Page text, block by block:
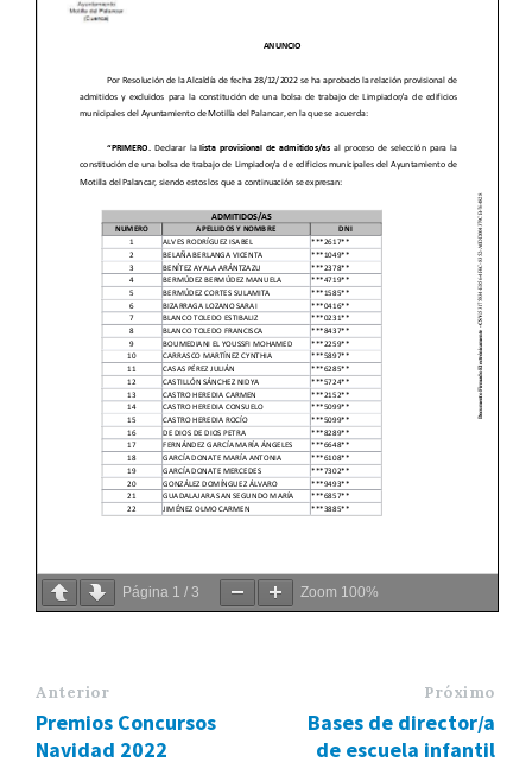
Página 1 / 3 Zoom 100%
Anterior
Premios Concursos
Navidad 2022
Próximo
Bases de director/a
de escuela infantil